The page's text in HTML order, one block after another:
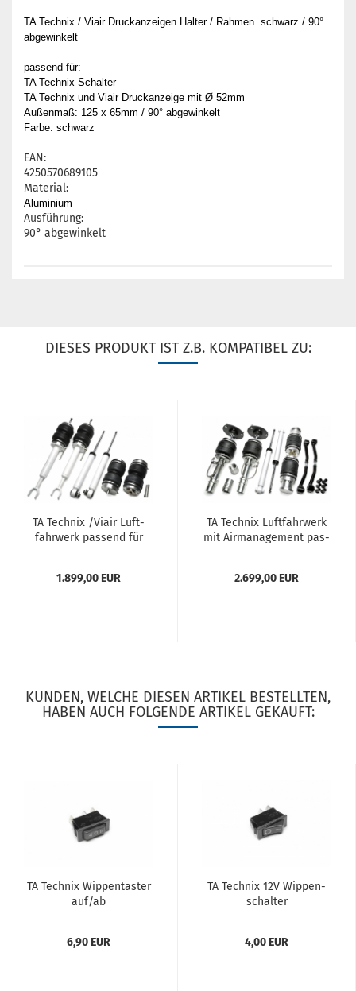
TA Technix / Viair Druckanzeigen Halter / Rahmen schwarz / 90°
abgewinkelt
passend für:
TA Technix Schalter
TA Technix und Viair Druckanzeige mit Ø 52mm
Außenmaß: 125 x 65mm / 90° abgewinkelt
Farbe: schwarz
EAN:
4250570689105
Material:
Aluminium
Ausführung:
90° abgewinkelt
DIESES PRODUKT IST Z.B. KOMPATIBEL ZU:
TA Tech­nix /Viair Luft­
fahr­werk pas­send für
1.899,00 EUR
TA Tech­nix Luft­fahr­werk
mit Air­ma­nage­ment pas­
3er Serie...
2.699,00 EUR
KUNDEN, WELCHE DIESEN ARTIKEL BESTELLTEN,
HABEN AUCH FOLGENDE ARTIKEL GEKAUFT:
TA Tech­nix Wip­pen­tas­ter
auf/ab
6,90 EUR
TA Tech­nix 12V Wip­pen­
schal­ter
4,00 EUR